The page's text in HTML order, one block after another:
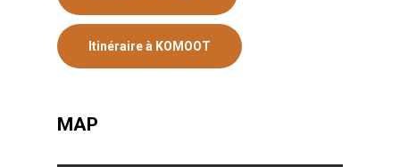
Itinéraire à KOMOOT
MAP